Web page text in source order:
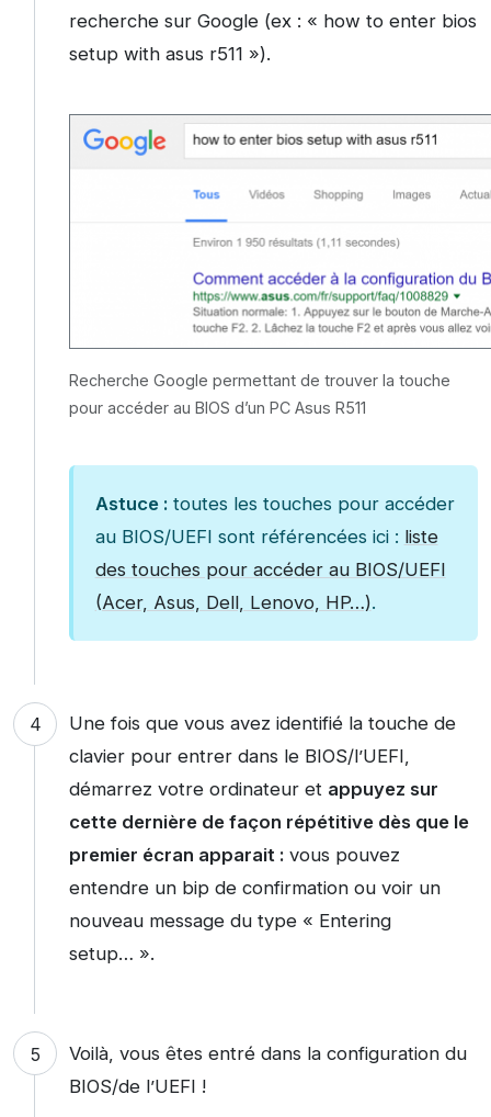
recherche sur Google (ex : « how to enter bios
setup with asus r511 »).
Recherche Google permettant de trouver la touche
pour accéder au BIOS d’un PC Asus R511
Astuce :toutes les touches pour accéder
au BIOS/UEFI sont référencées ici : liste
des touches pour accéder au BIOS/UEFI
(Acer, Asus, Dell, Lenovo, HP…).
Une fois que vous avez identifié la touche de
clavier pour entrer dans le BIOS/l’UEFI,
démarrez votre ordinateur et appuyez sur
cette dernière de façon répétitive dès que le
premier écran apparait :vous pouvez
entendre un bip de confirmation ou voir un
nouveau message du type « Entering
setup… ».
Voilà, vous êtes entré dans la configuration du
BIOS/de l’UEFI !